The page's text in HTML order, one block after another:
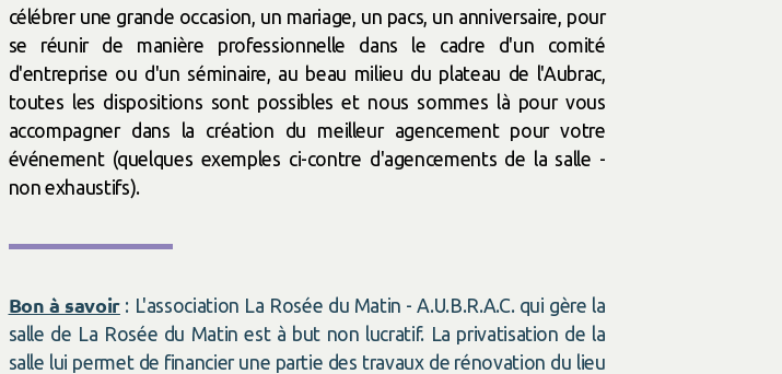
célébrer une grande occasion, un mariage, un pacs, un anniversaire, pour
se réunir de manière professionnelle dans le cadre d'un comité
d'entreprise ou d'un séminaire, au beau milieu du plateau de l'Aubrac,
toutes les dispositions sont possibles et nous sommes là pour vous
accompagner dans la création du meilleur agencement pour votre
événement (quelques exemples ci-contre d'agencements de la salle -
non exhaustifs).
Bon à savoir: L'association La Rosée du Matin - A.U.B.R.A.C. qui gère la
salle de La Rosée du Matin est à but non lucratif. La privatisation de la
salle lui permet de financier une partie des travaux de rénovation du lieu